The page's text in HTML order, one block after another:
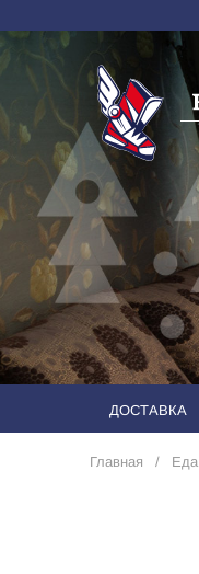
ДОСТАВКА
Главная Еда